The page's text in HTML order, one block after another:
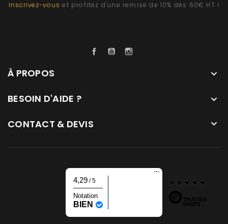
Inscrivez-vous et profitez d'une remise de 10% dès 60€ HT !
FacebookYouTube
À PROPOS 
BESOIN D'AIDE ? 
CONTACT & DEVIS 
4,29 / 5
Notation
BIEN